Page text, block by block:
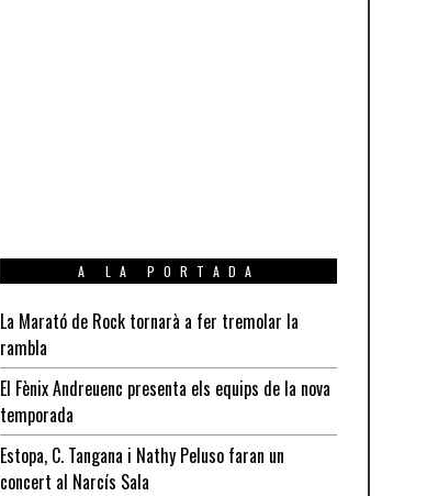
A LA PORTADA
La Marató de Rock tornarà a fer tremolar la
rambla
El Fènix Andreuenc presenta els equips de la nova
temporada
Estopa, C. Tangana i Nathy Peluso faran un
concert al Narcís Sala